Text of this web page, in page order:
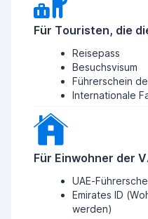
Für Touristen, die
Reisepass
Besuchsvisum
Führerschein
Internationale
Für Einwohner der
UAE-
Emirates ID
werden)